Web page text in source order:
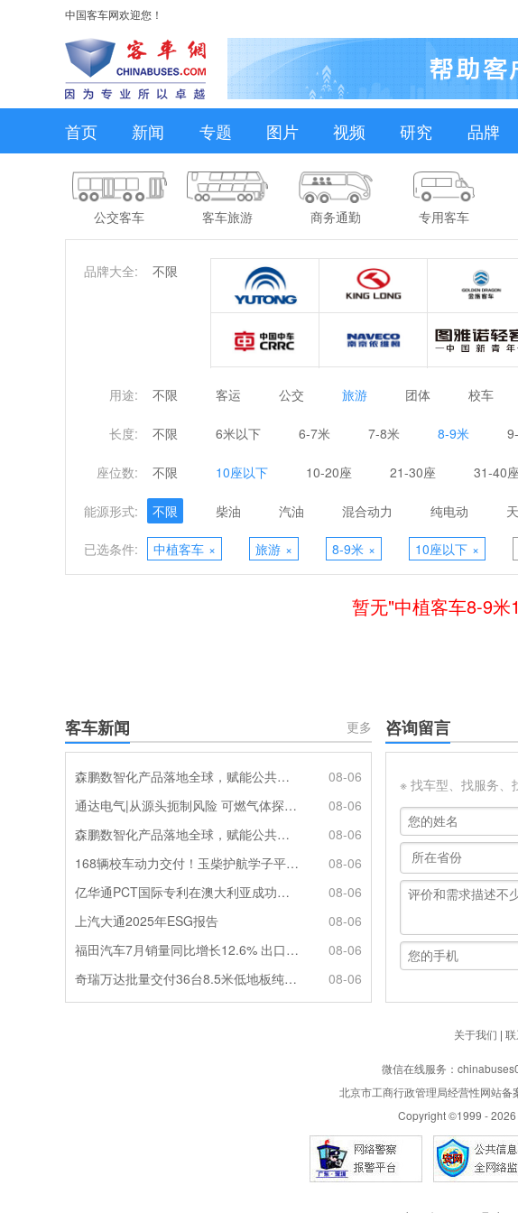
中国客车网欢迎您！
首页 新闻 专题 图片 视频 研究 品牌
公交客车 客车旅游 商务通勤 专用客车
品牌大全: 不限
用途: 不限 客运 公交 旅游 团体 校车
长度: 不限 6米以下 6-7米 7-8米 8-9米
座位数: 不限 10座以下 10-20座 21-30座 31-40座
能源形式: 不限 柴油 汽油 混合动力 纯电动
已选条件: 中植客车 × 旅游 × 8-9米 × 10座以下 ×
暂无"中植客车8-9
客车新闻 更多
森鹏数智化产品落地全球，赋能公共交通新升级
08-06
通达电气|从源头扼制风险 可燃气体探测系统灵敏感知商用车燃气泄漏
08-06
森鹏数智化产品落地全球，赋能公共交通新升级
08-06
168辆校车动力交付！玉柴护航学子平安出行
08-06
亿华通PCT国际专利在澳大利亚成功授权
08-06
上汽大通2025年ESG报告
08-06
福田汽车7月销量同比增长12.6% 出口劲增90.7%
08-06
奇瑞万达批量交付36台8.5米低地板纯电公交
08-06
咨询留言
※ 找车型、找服务、
关于我们 |
微信在线服务：
北京市工商行政管理局经营性网站
Copyright ©1999 -2026